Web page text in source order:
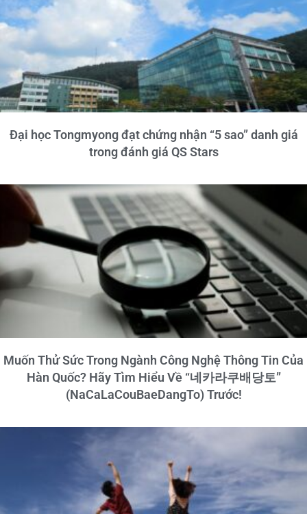
Đại học Tongmyong đạt chứng nhận “5 sao” danh giá
trong đánh giá QS Stars
Muốn Thử Sức Trong Ngành Công Nghệ Thông Tin Của
Hàn Quốc? Hãy Tìm Hiểu Về “네카라쿠배당토”
(NaCaLaCouBaeDangTo) Trước!